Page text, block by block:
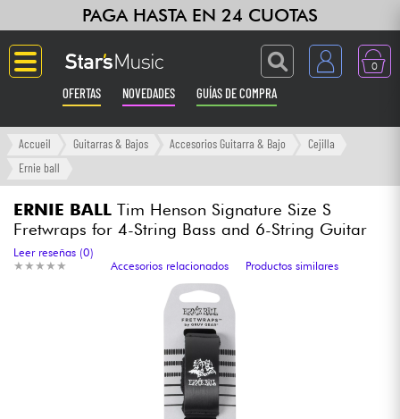
PAGA HASTA EN 24 CUOTAS
0
OFERTAS NOVEDADES GUÍAS DE COMPRA
Langue
Ampli & Efectos
Sintetizadores & samplers
Accueil Guitarras & Bajos Accesorios Guitarra & Bajo
Cejilla
Ernie ball
ERNIE BALL Tim Henson Signature Size S
Fretwraps for 4-String Bass and 6-String Guitar
★ ★ ★ ★ ★
★ ★ ★ ★ ★
Leer reseñas (0)
Accesorios relacionados
Productos similares